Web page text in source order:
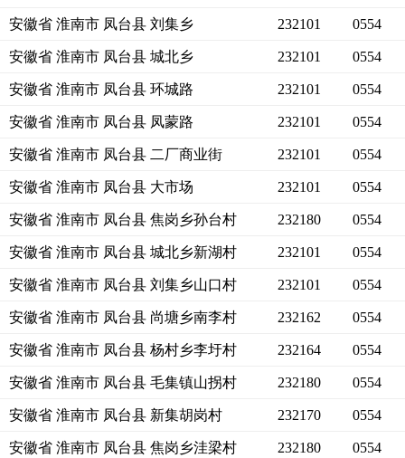
安徽省 淮南市 凤台县 刘集乡 232101 0554
安徽省 淮南市 凤台县 城北乡 232101 0554
安徽省 淮南市 凤台县 环城路 232101 0554
安徽省 淮南市 凤台县 凤蒙路 232101 0554
安徽省 淮南市 凤台县 二厂商业街 232101 0554
安徽省 淮南市 凤台县 大市场 232101 0554
安徽省 淮南市 凤台县 焦岗乡孙台村 232180 0554
安徽省 淮南市 凤台县 城北乡新湖村 232101 0554
安徽省 淮南市 凤台县 刘集乡山口村 232101 0554
安徽省 淮南市 凤台县 尚塘乡南李村 232162 0554
安徽省 淮南市 凤台县 杨村乡李圩村 232164 0554
安徽省 淮南市 凤台县 毛集镇山拐村 232180 0554
安徽省 淮南市 凤台县 新集胡岗村 232170 0554
安徽省 淮南市 凤台县 焦岗乡洼梁村 232180 0554